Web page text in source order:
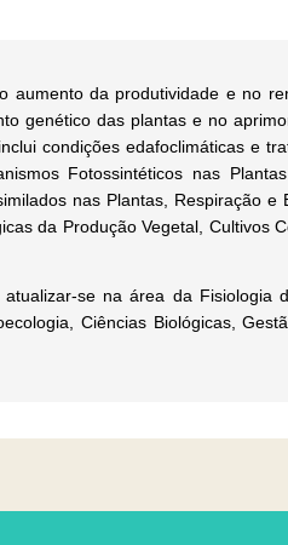
aumento da produtividade e no
genético das plantas e no
condições edafoclimáticas e
Fotossintéticos nas Plantas
nas Plantas, Respiração e
da Produção Vegetal, Cultivos
se na área da Fisiologia
Ciências Biológicas,